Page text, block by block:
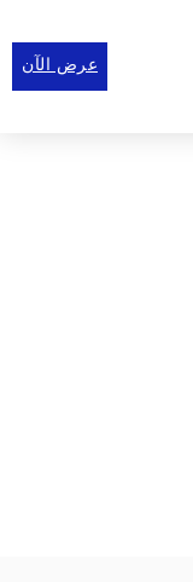
عرض الآن